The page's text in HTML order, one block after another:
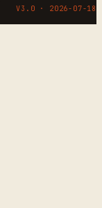
V3.0 · 2026-07-18